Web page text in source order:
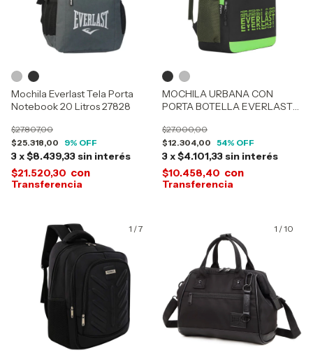
Mochila Everlast Tela Porta
Notebook 20 Litros 27828
$25.318,00
$27.807,00
9% OFF
3x$8.439,33 sin interés
$21.520,30 con
MOCHILA URBANA CON
PORTA BOTELLA EVERLAST
$12.304,00
$27.000,00
54% OFF
3x$4.101,33 sin interés
$10.458,40 con
1 /7 1 /10